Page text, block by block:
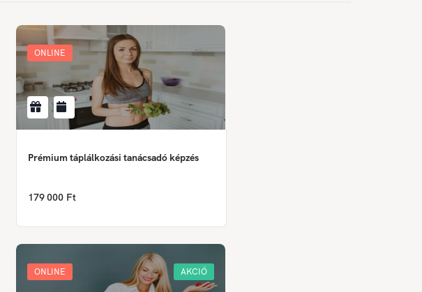
ONLINE
Prémium táplálkozási tanácsadó képzés
179 000 Ft
ONLINE AKCIÓ